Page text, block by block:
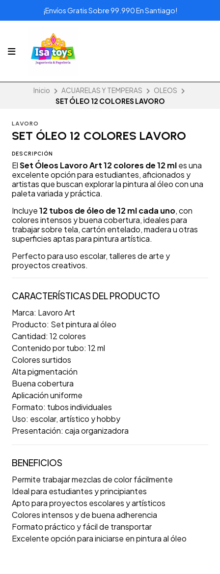
¡Envíos Gratis Sobre 99.990 En Santiago!
Inicio ACUARELAS Y TEMPERAS
OLEOS
SET ÓLEO 12 COLORES LAVORO
LAVORO
SET ÓLEO 12 COLORES LAVORO
DESCRIPCIÓN
ElSet Óleos Lavoro Art 12 colores de 12 mles una
excelente opción para estudiantes, aficionados y
artistas que buscan explorar la pintura al óleo con una
paleta variada y práctica.
Incluye12 tubos de óleo de 12 ml cada uno, con
colores intensos y buena cobertura, ideales para
trabajar sobre tela, cartón entelado, madera u otras
superficies aptas para pintura artística.
Perfecto para uso escolar, talleres de arte y
proyectos creativos.
CARACTERÍSTICAS DEL PRODUCTO
Marca: Lavoro Art
Producto: Set pintura al óleo
Cantidad: 12 colores
Contenido por tubo: 12 ml
Colores surtidos
Alta pigmentación
Buena cobertura
Aplicación uniforme
Formato: tubos individuales
Uso: escolar, artístico y hobby
Presentación: caja organizadora
BENEFICIOS
Permite trabajar mezclas de color fácilmente
Ideal para estudiantes y principiantes
Apto para proyectos escolares y artísticos
Colores intensos y de buena adherencia
Formato práctico y fácil de transportar
Excelente opción para iniciarse en pintura al óleo